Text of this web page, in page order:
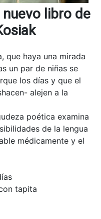
libro de
que haya una mirada
un par de niñas se
los días y que el
alejen a la
poética examina
de la lengua
médicamente y el
tapita